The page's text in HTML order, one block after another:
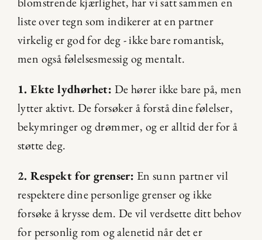
liste over tegn som indikerer at en partner
virkelig er god for deg - ikke bare romantisk,
men også følelsesmessig og mentalt.
1. Ekte lydhørhet: De hører ikke bare på, men
lytter aktivt. De forsøker å forstå dine følelser,
bekymringer og drømmer, og er alltid der for å
støtte deg.
2. Respekt for grenser: En sunn partner vil
respektere dine personlige grenser og ikke
forsøke å krysse dem. De vil verdsette ditt behov
for personlig rom og alenetid når det er